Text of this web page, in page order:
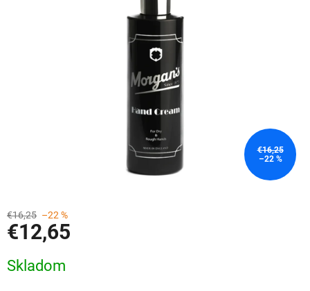
€16,25
–22 %
€16,25 –22 %
€12,65
cena:
Skladom